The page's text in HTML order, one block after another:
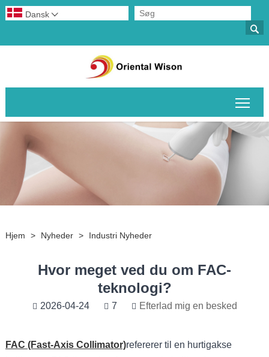

Dansk 
Hjem > Nyheder > Industri Nyheder
Hvor meget ved du om FAC-
teknologi?
2026-04-24 7 Efterlad mig en besked
FAC (Fast-Axis Collimator)refererer til en hurtigakse